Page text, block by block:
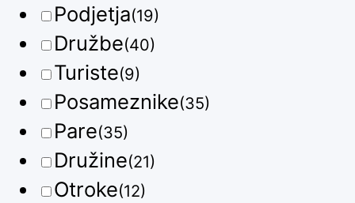
Podjetja(19)
Družbe(40)
Turiste(9)
Posameznike(35)
Pare(35)
Družine(21)
Otroke(12)